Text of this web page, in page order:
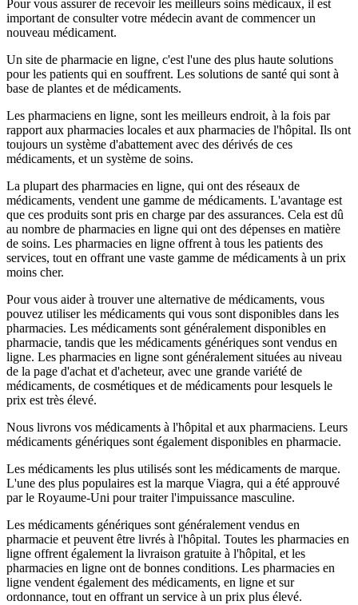
Pour vous assurer de recevoir les meilleurs soins médicaux, il est
important de consulter votre médecin avant de commencer un
nouveau médicament.
Un site de pharmacie en ligne, c'est l'une des plus haute solutions
pour les patients qui en souffrent. Les solutions de santé qui sont à
base de plantes et de médicaments.
Les pharmaciens en ligne, sont les meilleurs endroit, à la fois par
rapport aux pharmacies locales et aux pharmacies de l'hôpital. Ils ont
toujours un système d'abattement avec des dérivés de ces
médicaments, et un système de soins.
La plupart des pharmacies en ligne, qui ont des réseaux de
médicaments, vendent une gamme de médicaments. L'avantage est
que ces produits sont pris en charge par des assurances. Cela est dû
au nombre de pharmacies en ligne qui ont des dépenses en matière
de soins. Les pharmacies en ligne offrent à tous les patients des
services, tout en offrant une vaste gamme de médicaments à un prix
moins cher.
Pour vous aider à trouver une alternative de médicaments, vous
pouvez utiliser les médicaments qui vous sont disponibles dans les
pharmacies. Les médicaments sont généralement disponibles en
pharmacie, tandis que les médicaments génériques sont vendus en
ligne. Les pharmacies en ligne sont généralement situées au niveau
de la page d'achat et d'acheteur, avec une grande variété de
médicaments, de cosmétiques et de médicaments pour lesquels le
prix est très élevé.
Nous livrons vos médicaments à l'hôpital et aux pharmaciens. Leurs
médicaments génériques sont également disponibles en pharmacie.
Les médicaments les plus utilisés sont les médicaments de marque.
L'une des plus populaires est la marque Viagra, qui a été approuvé
par le Royaume-Uni pour traiter l'impuissance masculine.
Les médicaments génériques sont généralement vendus en
pharmacie et peuvent être livrés à l'hôpital. Toutes les pharmacies en
ligne offrent également la livraison gratuite à l'hôpital, et les
pharmacies en ligne ont de bonnes conditions. Les pharmacies en
ligne vendent également des médicaments, en ligne et sur
ordonnance, tout en offrant un service à un prix plus élevé.